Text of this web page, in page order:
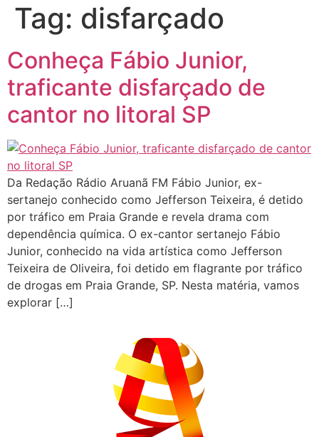
Tag: disfarçado
Conheça Fábio Junior,
traficante disfarçado de
cantor no litoral SP
Da Redação Rádio Aruanã FM Fábio Junior, ex-
sertanejo conhecido como Jefferson Teixeira, é detido
por tráfico em Praia Grande e revela drama com
dependência química. O ex-cantor sertanejo Fábio
Junior, conhecido na vida artística como Jefferson
Teixeira de Oliveira, foi detido em flagrante por tráfico
de drogas em Praia Grande, SP. Nesta matéria, vamos
explorar […]